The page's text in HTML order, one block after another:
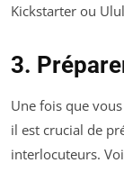
Kickstarter ou
3.
Une fois que
il est crucial de
interlocuteurs.